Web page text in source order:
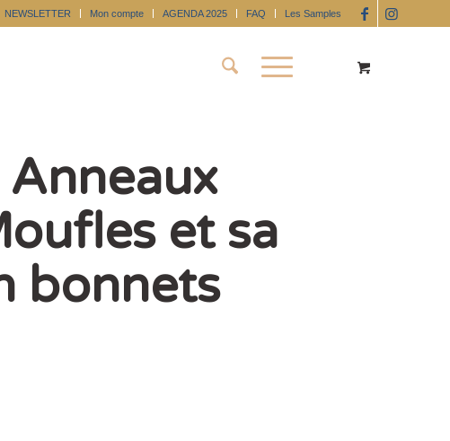
NEWSLETTER Mon compte AGENDA 2025 FAQ Les Samples
et sa
bonnets